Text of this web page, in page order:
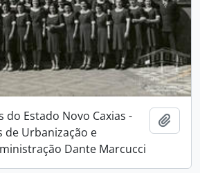
do Estado Novo Caxias -
de Urbanização e
Dante Marcucci